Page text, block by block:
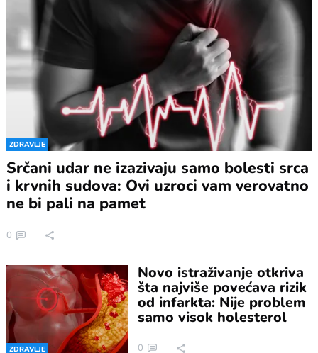
ZDRAVLJE
Srčani udar ne izazivaju samo bolesti srca
i krvnih sudova: Ovi uzroci vam verovatno
ne bi pali na pamet
0
ZDRAVLJE
Novo istraživanje otkriva
šta najviše povećava rizik
od infarkta: Nije problem
samo visok holesterol
0